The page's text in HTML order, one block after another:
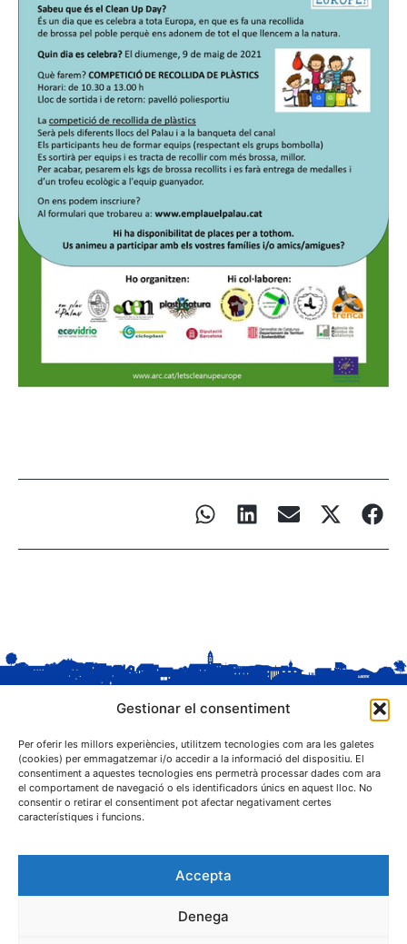
Gestionar el consentiment
Per oferir les millors experiències, utilitzem tecnologies com ara les galetes
(cookies) per emmagatzemar i/o accedir a la informació del dispositiu. El
consentiment a aquestes tecnologies ens permetrà processar dades com ara
el comportament de navegació o els identificadors únics en aquest lloc. No
consentir o retirar el consentiment pot afectar negativament certes
característiques i funcions.
Accepta
Denega
C. Sant Josep, 1
25243 El Palau d'Anglesola (Pla d'Urgell)